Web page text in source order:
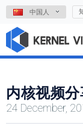
中国人
内核视频分
24 December,